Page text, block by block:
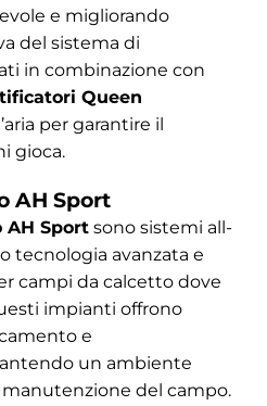
e migliorando
del sistema di
in combinazione con
Queen
per garantire il
gioca.
AH Sport
AH Sportsono sistemi all-
tecnologia avanzata e
campi da calcetto dove
impianti offrono
e
un ambiente
manutenzione del campo.